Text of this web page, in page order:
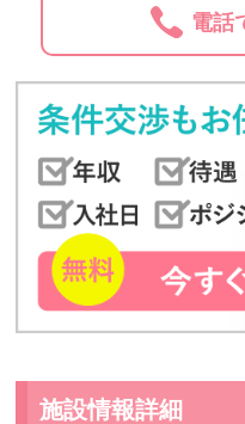
電話
施設情報詳細